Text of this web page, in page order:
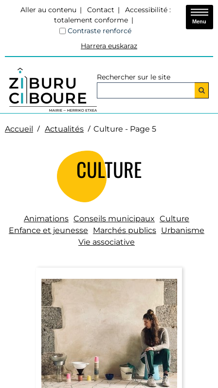
Aller au contenu Contact
Accessibilité :
totalement conforme
Contraste renforcé
Harrera euskaraz
Rechercher sur le site
Menu
Accueil Actualités Culture - Page 5
CULTURE
Animations Conseils municipaux Culture
Enfance et jeunesse
Marchés publics Urbanisme
Vie associative